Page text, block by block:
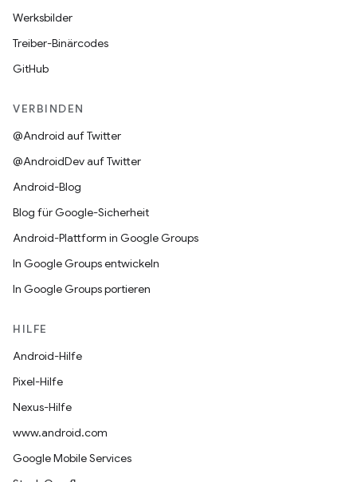
Werksbilder
Treiber-Binärcodes
GitHub
VERBINDEN
@Android auf Twitter
@AndroidDev auf Twitter
Android-Blog
Blog für Google-Sicherheit
Android-Plattform in Google Groups
In Google Groups entwickeln
In Google Groups portieren
HILFE
Android-Hilfe
Pixel-Hilfe
Nexus-Hilfe
www.android.com
Google Mobile Services